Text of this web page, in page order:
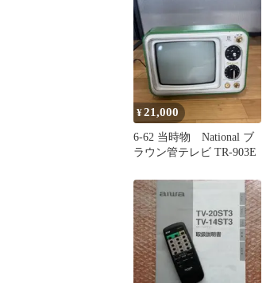
¥21,000
6-62 当時物 National ブ
ラウン管テレビ TR-903E